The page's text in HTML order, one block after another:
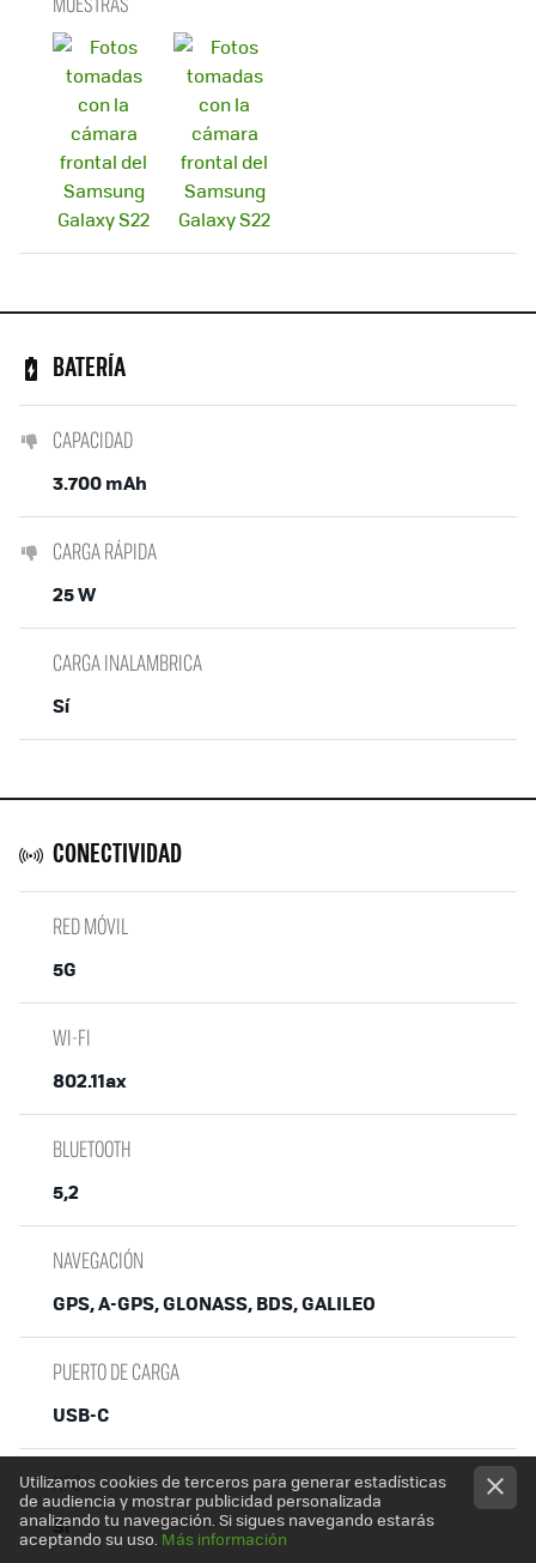
BATERÍA
CAPACIDAD
3.700 mAh
CARGA RÁPIDA
25 W
CARGA INALAMBRICA
Sí
CONECTIVIDAD
RED MÓVIL
5G
WI-FI
802.11ax
BLUETOOTH
5,2
NAVEGACIÓN
GPS, A-GPS, GLONASS, BDS, GALILEO
PUERTO DE CARGA
USB-C
NFC
Sí
Utilizamos cookies de terceros para generar estadísticas
de audiencia y mostrar publicidad personalizada
analizando tu navegación. Si sigues navegando estarás
aceptando su uso. Más información